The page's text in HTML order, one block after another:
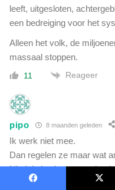
leeft, uitgesloten,
een bedreiging voor het
Alleen het volk, de
massaal stoppen.
11 Reageer
pipo 8 maanden geleden
Ik werk niet mee.
Dan regelen ze maar wat
Niet! tja let the games
Fu…………